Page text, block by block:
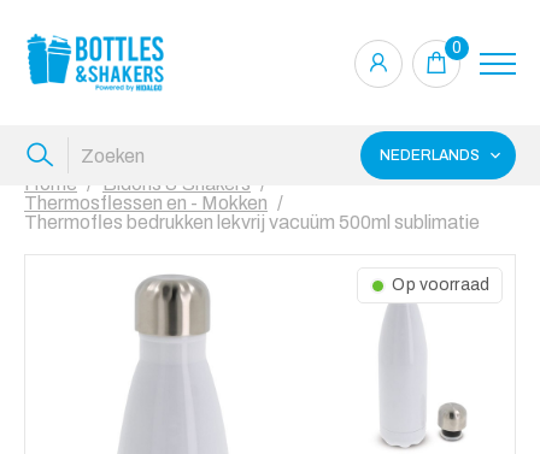
0
NEDERLANDS
Home
Bidons & Shakers
Thermosflessen en - Mokken
Thermofles bedrukken lekvrij vacuüm 500ml sublimatie
Op voorraad